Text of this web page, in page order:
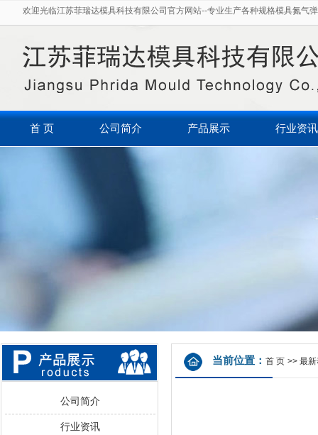
欢迎光临江苏菲瑞达模具科技有限公司官方网站--专业生产各种规格模具氮气
首 页 公司简介 产品展示 行业资讯
公司简介
行业资讯
当前位置： 首 页 >> 最